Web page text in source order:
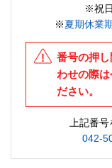
※祝
※夏期休業
番号の押
わせの際
ださい。
上記番号
042-